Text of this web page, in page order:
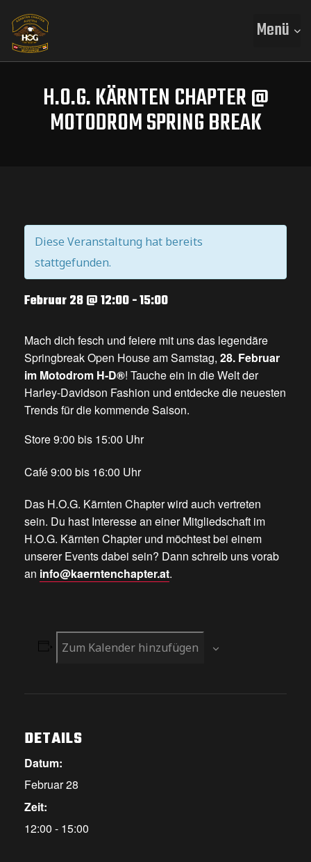
Menü
H.O.G. KÄRNTEN CHAPTER @
MOTODROM SPRING BREAK
Diese Veranstaltung hat bereits
stattgefunden.
Februar 28 @ 12:00-15:00
Mach dich fesch und feiere mit uns das legendäre
Springbreak Open House am Samstag, 28. Februar
im Motodrom H-D®! Tauche ein in die Welt der
Harley-Davidson Fashion und entdecke die neuesten
Trends für die kommende Saison.
Store 9:00 bis 15:00 Uhr
Café 9:00 bis 16:00 Uhr
Das H.O.G. Kärnten Chapter wird auch vertreten
sein. Du hast Interesse an einer Mitgliedschaft im
H.O.G. Kärnten Chapter und möchtest bei einem
unserer Events dabei sein? Dann schreib uns vorab
an info@kaerntenchapter.at.
Zum Kalender hinzufügen
DETAILS
Datum:
Februar 28
Zeit:
12:00 - 15:00